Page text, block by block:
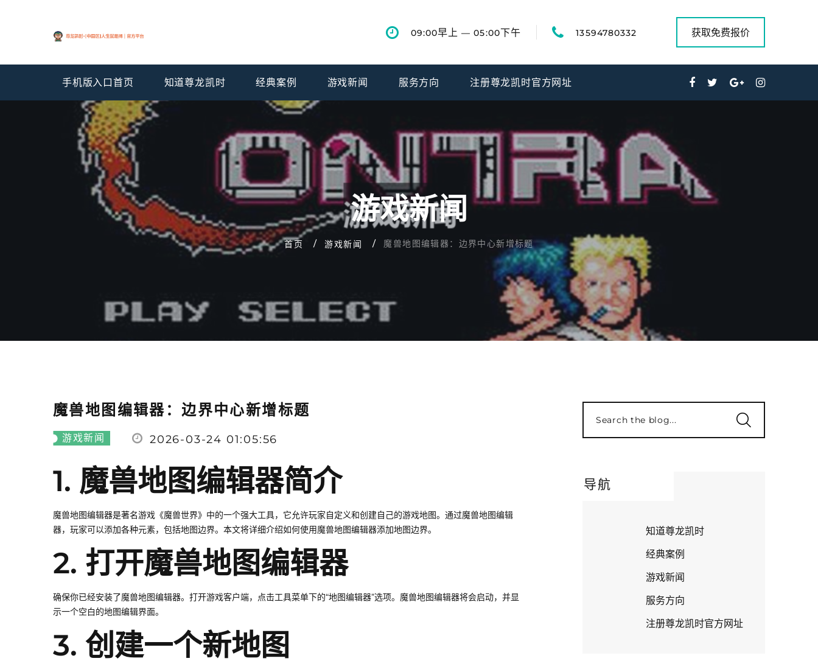
09:00早上 — 05:00下午 13594780332 获取免费报价
手机版入口首页 知道尊龙凯时 经典案例 游戏新闻 服务方向 注册尊龙凯时官方网址
游戏新闻
首页 游戏新闻 魔兽地图编辑器：边界中心新增标题
魔兽地图编辑器：边界中心新增标题
游戏新闻 2026-03-24 01:05:56
1. 魔兽地图编辑器简介
魔兽地图编辑器是著名游戏《魔兽世界》中的一个强大工具，它允许玩家自定义和创建自己的游戏地图。通过魔兽地图编辑
器，玩家可以添加各种元素，包括地图边界。本文将详细介绍如何使用魔兽地图编辑器添加地图边界。
2. 打开魔兽地图编辑器
确保你已经安装了魔兽地图编辑器。打开游戏客户端，点击工具菜单下的“地图编辑器”选项。魔兽地图编辑器将会启动，并显
示一个空白的地图编辑界面。
3. 创建一个新地图
Search the blog...
导航
知道尊龙凯时
经典案例
游戏新闻
服务方向
注册尊龙凯时官方网址